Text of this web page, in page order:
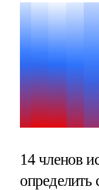
14 членов
определить